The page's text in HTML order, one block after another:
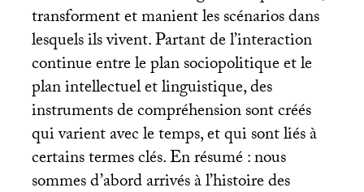
transforment et manient les scénarios dans
lesquels ils vivent. Partant de l’interaction
continue entre le plan sociopolitique et le
plan intellectuel et linguistique, des
instruments de compréhension sont créés
qui varient avec le temps, et qui sont liés à
certains termes clés. En résumé : nous
sommes d’abord arrivés à l’histoire des